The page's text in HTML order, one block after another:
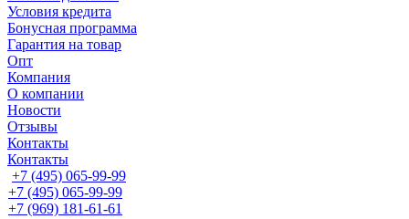
Условия кредита
Бонусная программа
Гарантия на товар
Опт
Компания
О компании
Новости
Отзывы
Контакты
Контакты
+7 (495) 065-99-99
+7 (495) 065-99-99
+7 (969) 181-61-61